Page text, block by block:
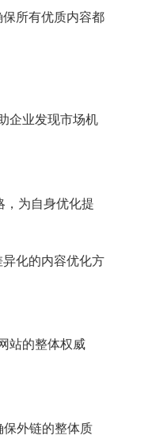
所有优质内容都
企业发现市场机
为自身优化提
化的内容优化方
站的整体权威
外链的整体质